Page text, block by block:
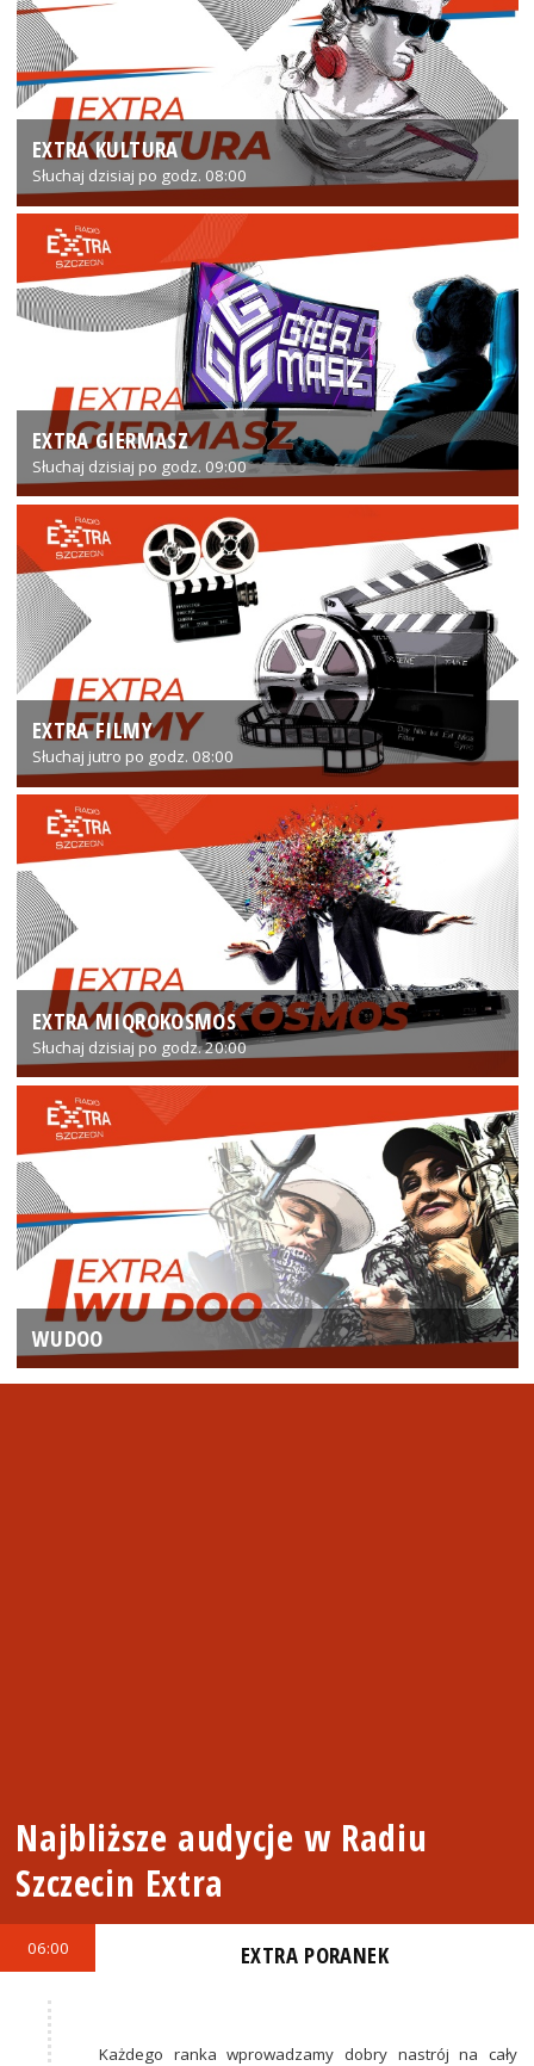
EXTRA KULTURA
Słuchaj dzisiaj po godz. 08:00
EXTRA GIERMASZ
Słuchaj dzisiaj po godz. 09:00
EXTRA FILMY
Słuchaj jutro po godz. 08:00
EXTRA MIQROKOSMOS
Słuchaj dzisiaj po godz. 20:00
WUDOO
Najbliższe audycje w Radiu
Szczecin Extra
06:00 EXTRA PORANEK
Każdego ranka wprowadzamy dobry nastrój na cały